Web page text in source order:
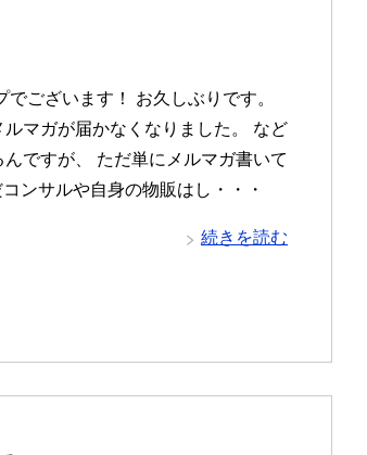
ございます！ お久しぶりです。
マガが届かなくなりました。 など
ですが、 ただ単にメルマガ書いて
ンサルや自身の物販はし・・・
続きを読む